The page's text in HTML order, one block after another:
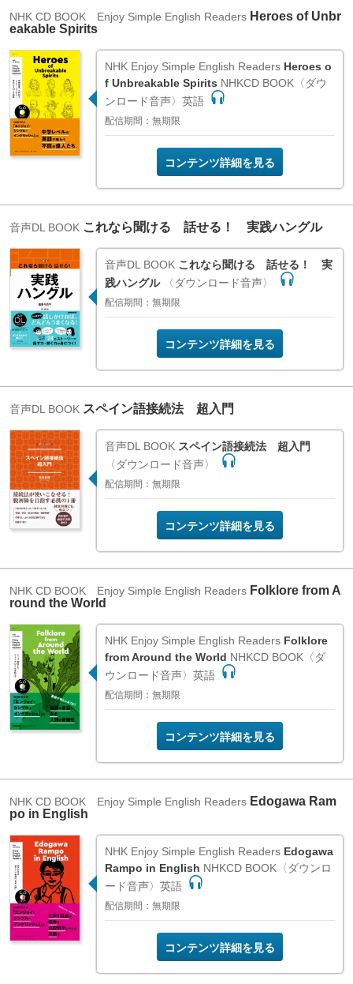
NHK CD BOOK Enjoy Simple English Readers Heroes of Unbr
eakable Spirits
NHK Enjoy Simple English Readers Heroes o
f Unbreakable Spirits NHKCD BOOK〈ダウ
ンロード音声〉英語
配信期間：無期限
コンテンツ詳細を見る
音声DL BOOK これなら聞ける 話せる！ 実践ハングル
音声DL BOOK これなら聞ける 話せる！ 実
践ハングル
〈ダウンロード音声〉
配信期間：無期限
コンテンツ詳細を見る
音声DL BOOK スペイン語接続法 超入門
音声DL BOOK スペイン語接続法 超入門
〈ダウンロード音声〉
配信期間：無期限
コンテンツ詳細を見る
NHK CD BOOK Enjoy Simple English Readers Folklore from A
round the World
NHK Enjoy Simple English Readers Folklore
from Around the World NHKCD BOOK〈ダ
ウンロード音声〉英語
配信期間：無期限
コンテンツ詳細を見る
NHK CD BOOK Enjoy Simple English Readers Edogawa Ram
po in English
NHK Enjoy Simple English Readers Edogawa
Rampo in English NHKCD BOOK〈ダウンロ
ード音声〉英語
配信期間：無期限
コンテンツ詳細を見る